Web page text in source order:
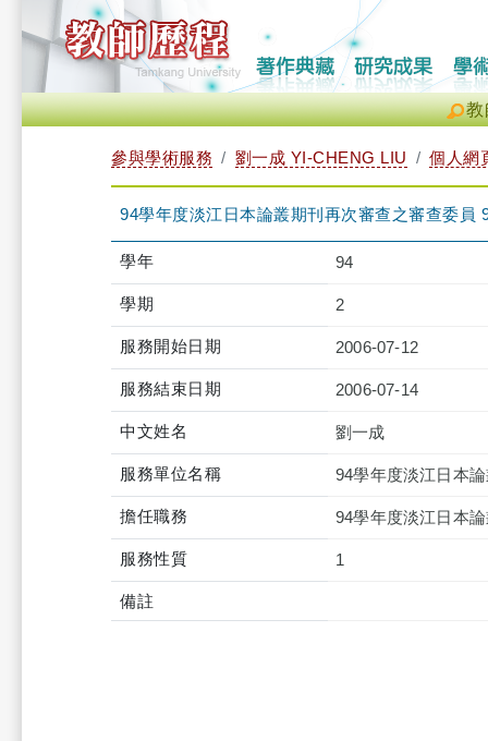
教
參與學術服務 劉一成 YI-CHENG LIU 個人網
94學年度淡江日本論叢期刊再次審查之審查委員
學年 94
學期 2
服務開始日期 2006-07-12
服務結束日期 2006-07-14
中文姓名 劉一成
服務單位名稱 94學年度淡江日本
擔任職務 94學年度淡江日本
服務性質 1
備註